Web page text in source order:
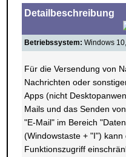
Detailbeschreibung
Betriebssystem: Windows
Für die Versendung von
Nachrichten oder
Apps (nicht
Mails und das Senden
"E-Mail" im Bereich
(Windowstaste + "I") kann
Funktionszugriff